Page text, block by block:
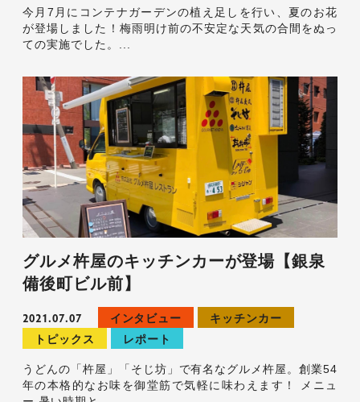
今月7月にコンテナガーデンの植え足しを行い、夏のお花
が登場しました！梅雨明け前の不安定な天気の合間をぬっ
ての実施でした。...
グルメ杵屋のキッチンカーが登場【銀泉
備後町ビル前】
2021.07.07 インタビュー
キッチンカー
トピックス
レポート
うどんの「杵屋」「そじ坊」で有名なグルメ杵屋。創業54
年の本格的なお味を御堂筋で気軽に味わえます！ メニュ